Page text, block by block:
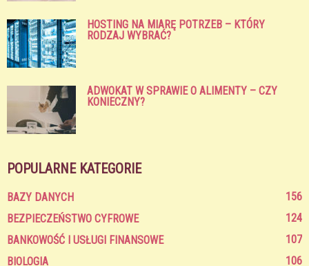
HOSTING NA MIARĘ POTRZEB – KTÓRY
RODZAJ WYBRAĆ?
ADWOKAT W SPRAWIE O ALIMENTY – CZY
KONIECZNY?
POPULARNE KATEGORIE
BAZY DANYCH
156
BEZPIECZEŃSTWO CYFROWE
124
BANKOWOŚĆ I USŁUGI FINANSOWE
107
BIOLOGIA
106